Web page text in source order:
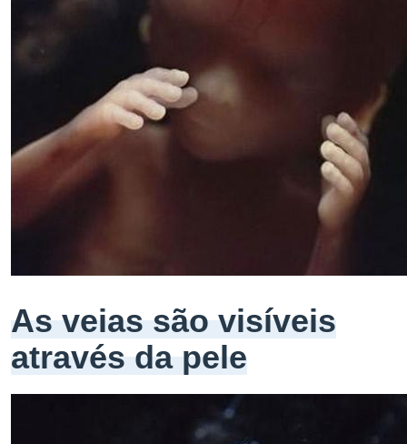
As veias são visíveis
através da pele